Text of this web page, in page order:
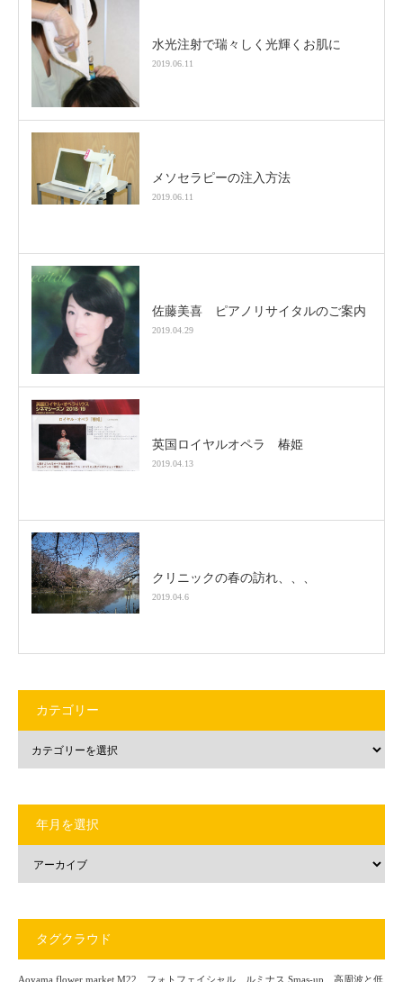
水光注射で瑞々しく光輝くお肌に
2019.06.11
メソセラピーの注入方法
2019.06.11
佐藤美喜 ピアノリサイタルのご案内
2019.04.29
英国ロイヤルオペラ 椿姫
2019.04.13
クリニックの春の訪れ、、、
2019.04.6
カテゴリー
年月を選択
タグクラウド
Aoyama flower market M22 フォトフェイシャル ルミナス Smas-up 高周波と低